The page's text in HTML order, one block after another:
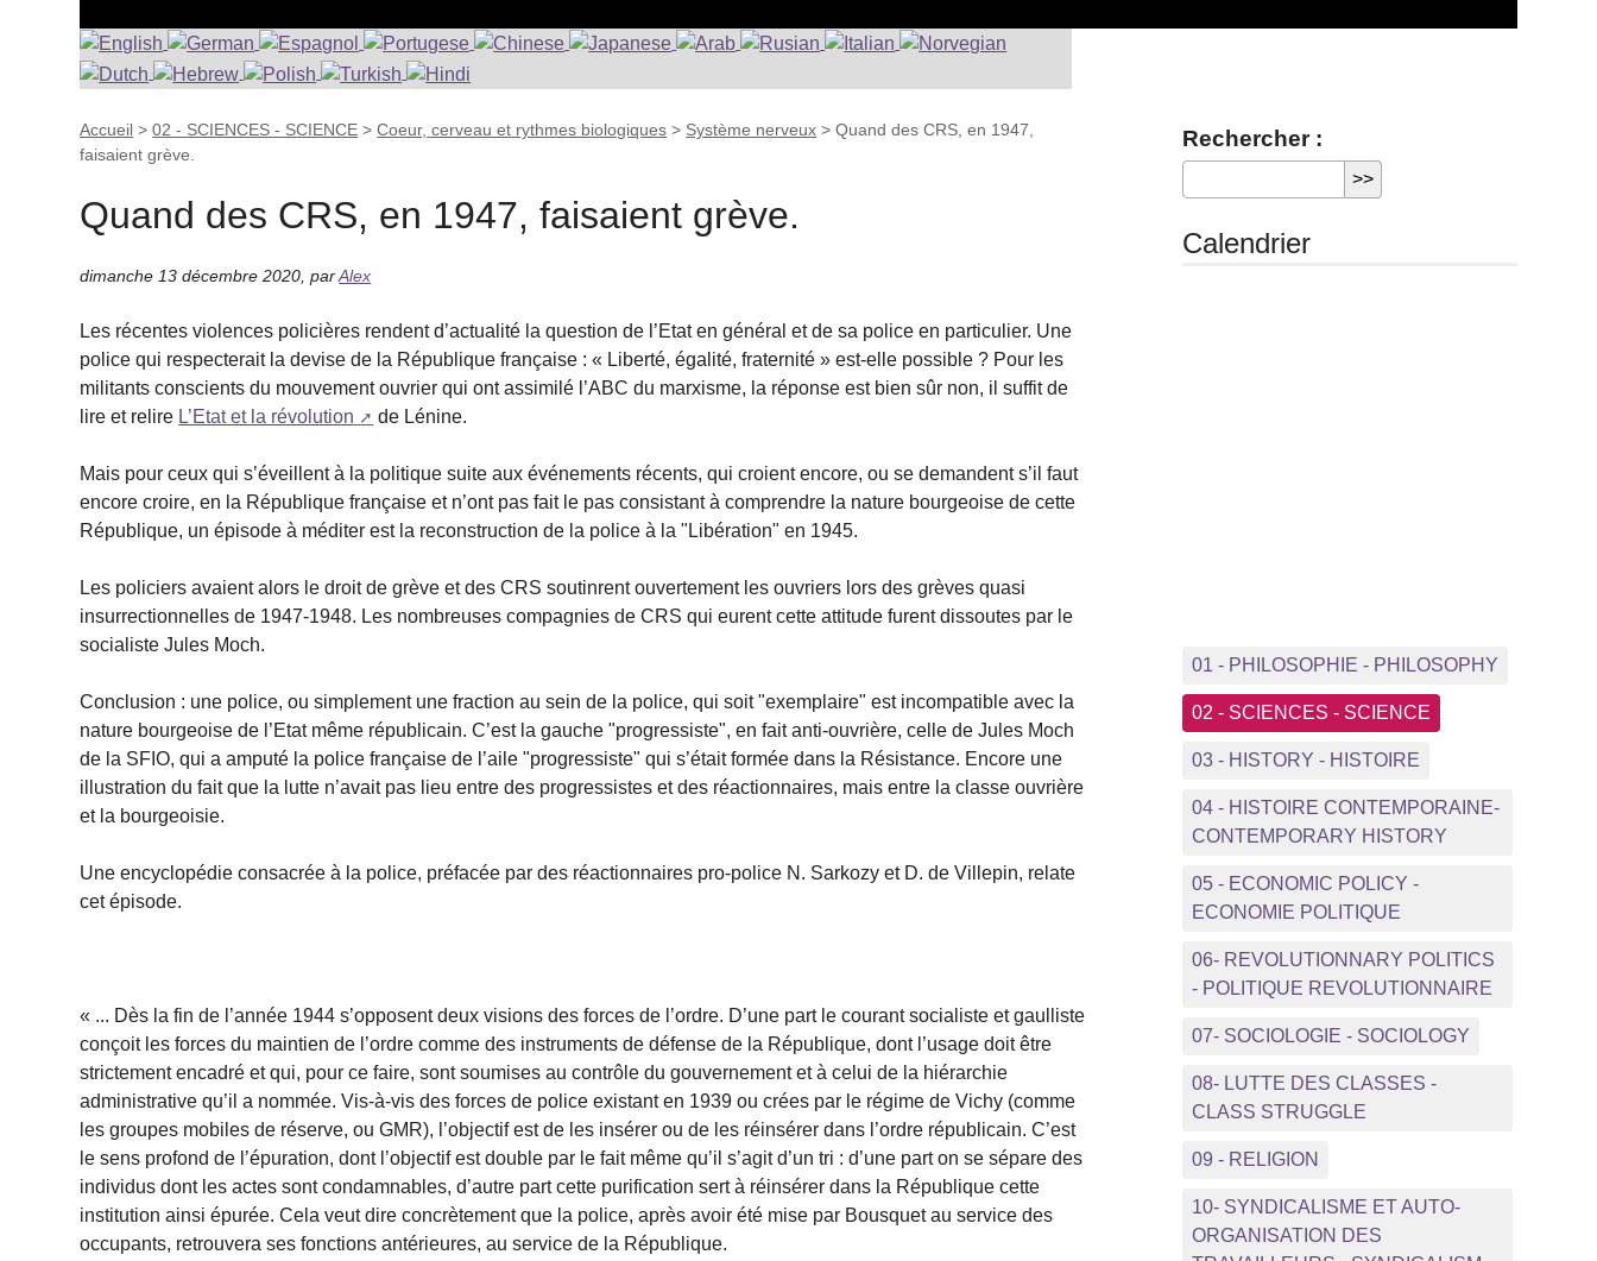
Accueil >02 - SCIENCES - SCIENCE >Coeur, cerveau et rythmes biologiques > Système nerveux >Quand des CRS, en 1947,
faisaient grève.
Quand des CRS, en 1947, faisaient grève.
dimanche 13 décembre 2020 ,parAlex
Les récentes violences policières rendent d’actualité la question de l’Etat en général et de sa police en particulier. Une
police qui respecterait la devise de la République française : « Liberté, égalité, fraternité » est-elle possible ? Pour les
militants conscients du mouvement ouvrier qui ont assimilé l’ABC du marxisme, la réponse est bien sûr non, il suffit de
lire et relire L’Etat et la révolution de Lénine.
Mais pour ceux qui s’éveillent à la politique suite aux événements récents, qui croient encore, ou se demandent s’il faut
encore croire, en la République française et n’ont pas fait le pas consistant à comprendre la nature bourgeoise de cette
République, un épisode à méditer est la reconstruction de la police à la "Libération" en 1945.
Les policiers avaient alors le droit de grève et des CRS soutinrent ouvertement les ouvriers lors des grèves quasi
insurrectionnelles de 1947-1948. Les nombreuses compagnies de CRS qui eurent cette attitude furent dissoutes par le
socialiste Jules Moch.
Conclusion : une police, ou simplement une fraction au sein de la police, qui soit "exemplaire" est incompatible avec la
nature bourgeoise de l’Etat même républicain. C’est la gauche "progressiste", en fait anti-ouvrière, celle de Jules Moch
de la SFIO, qui a amputé la police française de l’aile "progressiste" qui s’était formée dans la Résistance. Encore une
illustration du fait que la lutte n’avait pas lieu entre des progressistes et des réactionnaires, mais entre la classe ouvrière
et la bourgeoisie.
Une encyclopédie consacrée à la police, préfacée par des réactionnaires pro-police N. Sarkozy et D. de Villepin, relate
cet épisode.
« ... Dès la fin de l’année 1944 s’opposent deux visions des forces de l’ordre. D’une part le courant socialiste et gaulliste
conçoit les forces du maintien de l’ordre comme des instruments de défense de la République, dont l’usage doit être
strictement encadré et qui, pour ce faire, sont soumises au contrôle du gouvernement et à celui de la hiérarchie
administrative qu’il a nommée. Vis-à-vis des forces de police existant en 1939 ou crées par le régime de Vichy (comme
les groupes mobiles de réserve, ou GMR), l’objectif est de les insérer ou de les réinsérer dans l’ordre républicain. C’est
le sens profond de l’épuration, dont l’objectif est double par le fait même qu’il s’agit d’un tri : d’une part on se sépare des
individus dont les actes sont condamnables, d’autre part cette purification sert à réinsérer dans la République cette
institution ainsi épurée. Cela veut dire concrètement que la police, après avoir été mise par Bousquet au service des
occupants, retrouvera ses fonctions antérieures, au service de la République.
Rechercher :
Calendrier
01 - PHILOSOPHIE - PHILOSOPHY
02 - SCIENCES - SCIENCE
03 - HISTORY - HISTOIRE
04 - HISTOIRE CONTEMPORAINE-
CONTEMPORARY HISTORY
05 - ECONOMIC POLICY -
ECONOMIE POLITIQUE
06- REVOLUTIONNARY POLITICS
- POLITIQUE REVOLUTIONNAIRE
07- SOCIOLOGIE - SOCIOLOGY
08- LUTTE DES CLASSES -
CLASS STRUGGLE
09 - RELIGION
10- SYNDICALISME ET AUTO-
ORGANISATION DES